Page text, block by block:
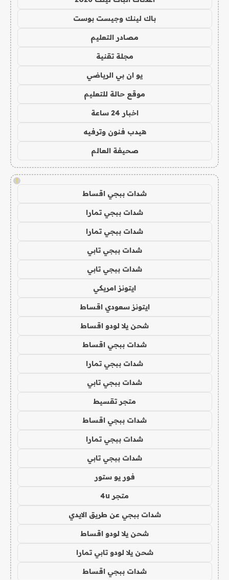
باك لينك وجيست بوست
مصادر التعليم
مجلة تقنية
يو ان بي الرياضي
موقع حالة للتعليم
اخبار 24 ساعة
هيدب فنون وترفيه
صحيفة العالم
!
شدات ببجي اقساط
شدات ببجي تمارا
شدات ببجي تمارا
شدات ببجي تابي
شدات ببجي تابي
ايتونز امريكي
ايتونز سعودي اقساط
شحن يلا لودو اقساط
شدات ببجي اقساط
شدات ببجي تمارا
شدات ببجي تابي
متجر تقسيط
شدات ببجي اقساط
شدات ببجي تمارا
شدات ببجي تابي
فور يو ستور
متجر 4u
شدات ببجي عن طريق الايدي
شحن يلا لودو اقساط
شحن يلا لودو تابي تمارا
شدات ببجي اقساط